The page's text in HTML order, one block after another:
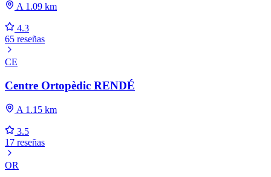
A 1.09 km
4.3
65 reseñas
CE
Centre Ortopèdic RENDÉ
A 1.15 km
3.5
17 reseñas
OR